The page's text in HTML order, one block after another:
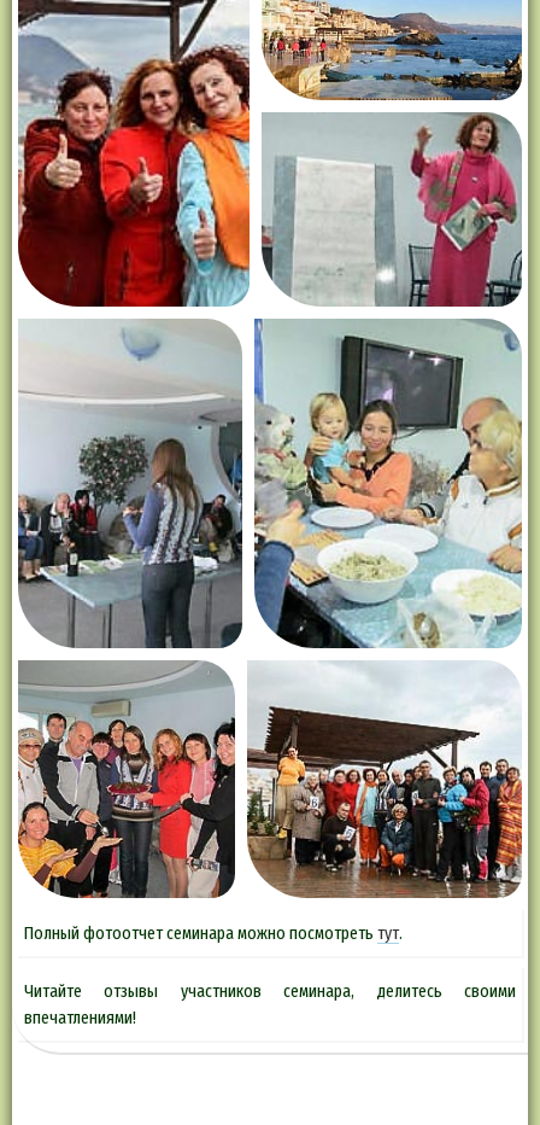
Полный фотоотчет семинара можно посмотреть тут.
Читайте отзывы участников семинара, делитесь своими
впечатлениями!